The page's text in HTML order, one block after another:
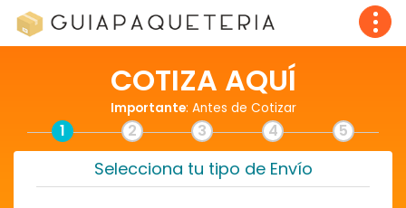
COTIZA AQUÍ
Importante: Antes de Cotizar
1 2 3 4 5
Selecciona tu tipo de Envío